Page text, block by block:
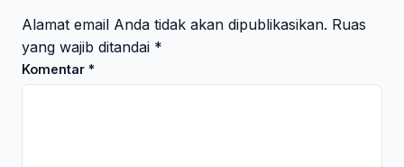
Alamat email Anda tidak akan dipublikasikan. Ruas
yang wajib ditandai *
Komentar *